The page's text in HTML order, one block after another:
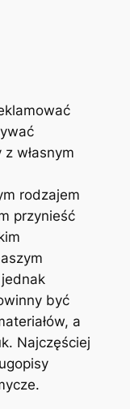
własnym
rodzajem
przynieść
być
a
Najczęściej